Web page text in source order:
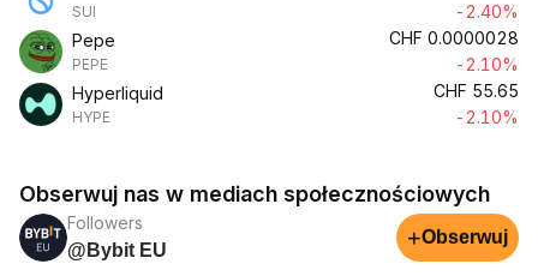
SUI
-2.40%
Pepe
PEPE
CHF 0.0000028
-2.10%
Hyperliquid
HYPE
CHF 55.65
-2.10%
Obserwuj nas w mediach społecznościowych
Followers
@Bybit EU
+Obserwuj